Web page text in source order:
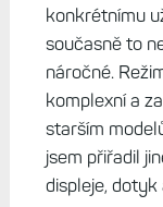
konkrétnímu
současně to
náročné.
komplexní a
starším
jsem přiřadil
displeje, dotyk